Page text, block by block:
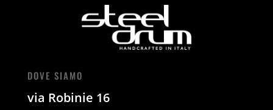
DOVE SIAMO
via Robinie 16